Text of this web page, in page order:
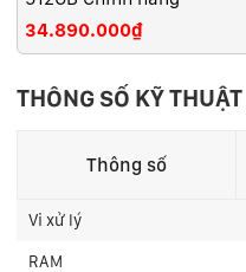
34.890.000₫
THÔNG SỐ KỸ THUẬT
Thông số
Vi xử lý
RAM